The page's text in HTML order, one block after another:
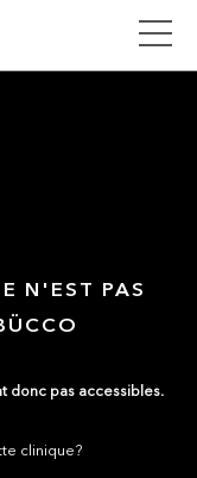
N'EST PAS
donc pas accessibles.
clinique?